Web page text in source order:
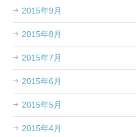
2015年9月
2015年8月
2015年7月
2015年6月
2015年5月
2015年4月